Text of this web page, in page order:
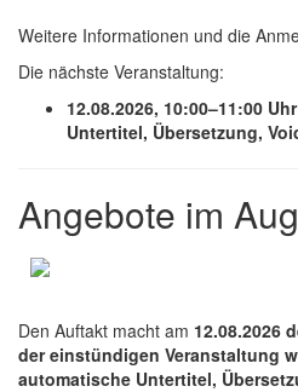
Weitere Informationen und die
Die nächste Veranstaltung:
12.08.2026, 10:00–11:00 Uhr
Untertitel, Übersetzung,
Angebote im
Den Auftakt macht am 12.08.2026
der einstündigen Veranstaltung
automatische Untertitel,